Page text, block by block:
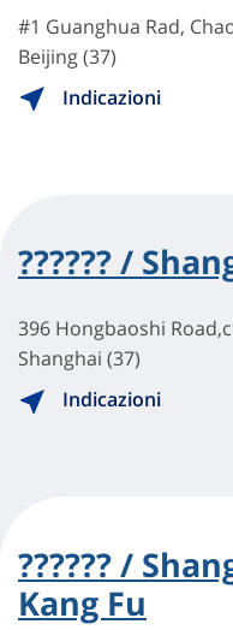
#1 Guanghua Rad,
Beijing (37)
Indicazioni
?????? /
396 Hongbaoshi
Shanghai (37)
Indicazioni
?????? /
Kang Fu